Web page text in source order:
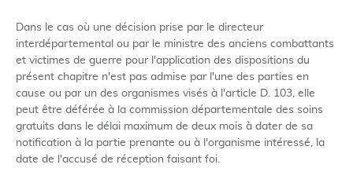
Dans le cas où une décision prise par le directeur
interdépartemental ou par le ministre des anciens combattants
et victimes de guerre pour l'application des dispositions du
présent chapitre n'est pas admise par l'une des parties en
cause ou par un des organismes visés à l'article D. 103, elle
peut être déférée à la commission départementale des soins
gratuits dans le délai maximum de deux mois à dater de sa
notification à la partie prenante ou à l'organisme intéressé, la
date de l'accusé de réception faisant foi.